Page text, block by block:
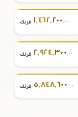
١,٤٦٢,٢٠٠.٠٠ فرنك
٢,٩٢٤,٣٠٠.٠٠ فرنك
٥,٨٤٨,٦٠٠.٠٠ فرنك